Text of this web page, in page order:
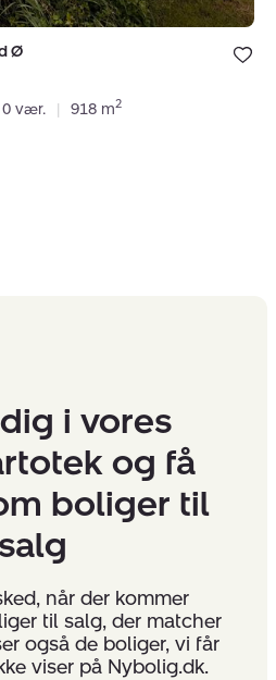
Bolig er
under dine
Ø
0 vær. | 918 m2
i vores
og få
boliger til
salg
når der kommer
til salg, der matcher
også de boliger, vi får
viser på Nybolig.dk.